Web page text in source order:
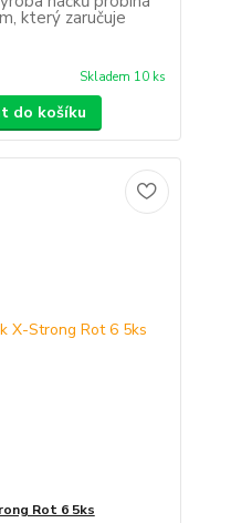
který zaručuje
Skladem 10 ks
do košíku
Rot 6 5ks